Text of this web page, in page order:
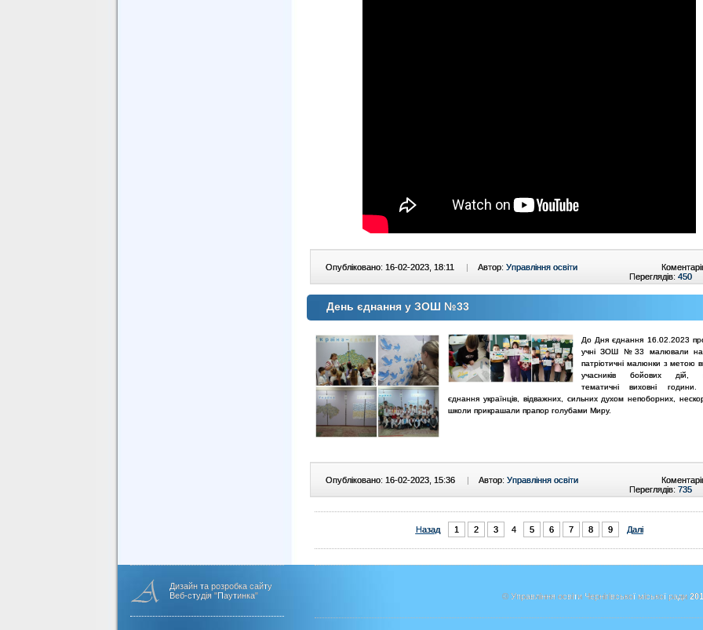
Опубліковано: 16-02-2023, 18:11 | Автор: Управління освіти
Переглядів: 450
День єднання у ЗОШ №33
До Дня єднання 16.02.2023
учні ЗОШ №33 малювали
патріотичні малюнки з метою
учасників бойових дій,
тематичні виховні
єднання українців, відважних, сильних духом непоборних,
школи прикрашали прапор голубами Миру.
Опубліковано: 16-02-2023, 15:36 Автор: Управління освіти
Переглядів: 735
Назад 1 2 3 4 5 6 7 8 9 Далі
Дизайн та розробка сайту
Веб-студія "Паутинка"
© Управління освіти Чернігівської міської ради